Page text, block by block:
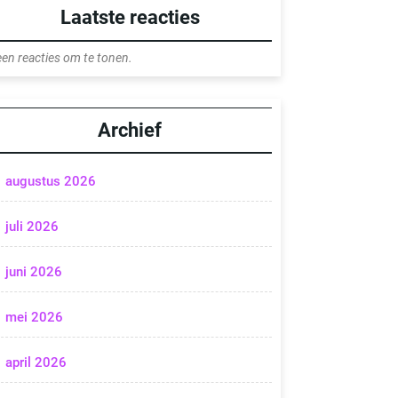
Laatste reacties
reacties om te tonen.
Archief
augustus 2026
juli 2026
juni 2026
mei 2026
april 2026